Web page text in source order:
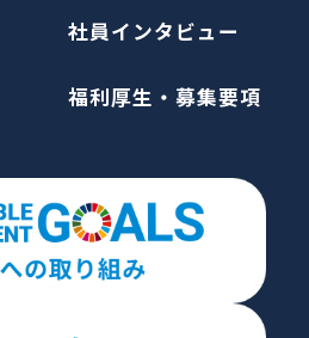
社員インタビュー
福利厚生・募集要項